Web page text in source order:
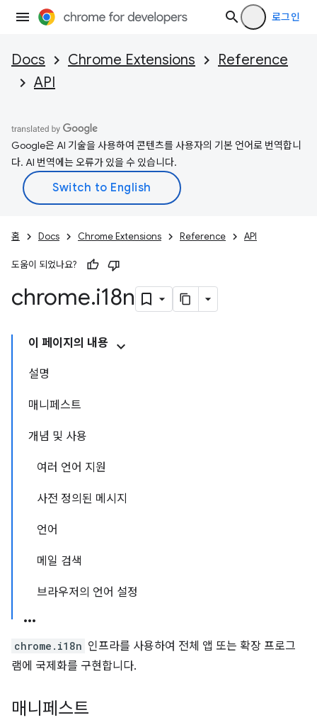
로그인
Docs Chrome Extensions
Reference
API
Google은 AI 기술을 사용하여 콘텐츠를 사용자의 기본 언어로 번역합니
다. AI 번역에는 오류가 있을 수 있습니다.
홈 Docs Chrome Extensions Reference API
도움이 되었나요?
chrome.i18n
이 페이지의 내용
설명
매니페스트
개념 및 사용
여러 언어 지원
사전 정의된 메시지
언어
메일 검색
브라우저의 언어 설정
chrome.i18n 인프라를 사용하여 전체 앱 또는 확장 프로그
램에 국제화를 구현합니다.
매니페스트